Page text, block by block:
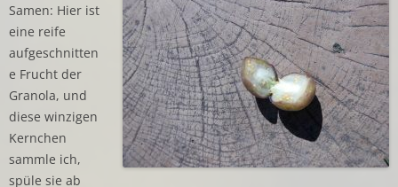
Samen: Hier ist
eine reife
aufgeschnitten
e Frucht der
Granola, und
diese winzigen
Kernchen
sammle ich,
spüle sie ab